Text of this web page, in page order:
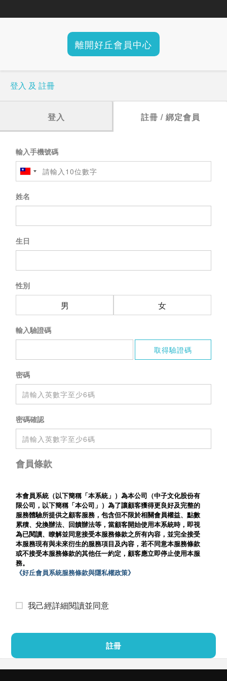
離開好丘會員中心
登入 及 註冊
登入 註冊 / 綁定會員
輸入手機號碼
姓名
生日
性別
男 女
輸入驗證碼
密碼
密碼確認
會員條款
本會員系統（以下簡稱「本系統」）為本公司（中子文化股份有
限公司，以下簡稱「本公司」）為了讓顧客獲得更良好及完整的
服務體驗所提供之顧客服務，包含但不限於相關會員權益、點數
累積、兌換辦法、回饋辦法等，當顧客開始使用本系統時，即視
為已閱讀、瞭解並同意接受本服務條款之所有內容，並完全接受
本服務現有與未來衍生的服務項目及內容，若不同意本服務條款
或不接受本服務條款的其他任一約定，顧客應立即停止使用本服
務。
《好丘會員系統服務條款與隱私權政策》
我己經詳細閱讀並同意
註冊